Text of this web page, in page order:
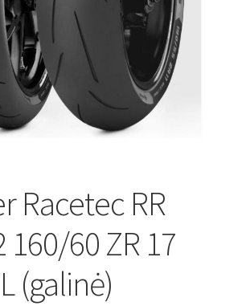
Racetec RR
160/60 ZR 17
(galinė)